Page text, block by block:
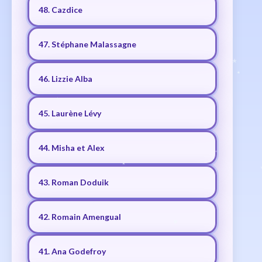
48. Cazdice
47. Stéphane Malassagne
46. Lizzie Alba
45. Laurène Lévy
44. Misha et Alex
43. Roman Doduik
42. Romain Amengual
41. Ana Godefroy